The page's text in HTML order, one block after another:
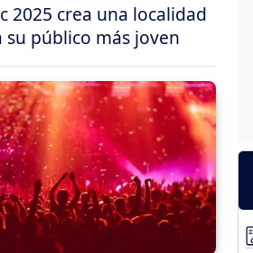
2025 crea una localidad
su público más joven